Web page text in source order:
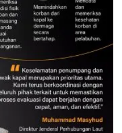
KM